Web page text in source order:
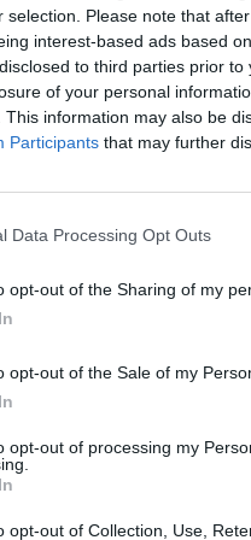
selection. Please note that
interest-based ads based
to third parties prior
of your personal
This information may also be
Participants that may further
Data Processing Opt Outs
opt-out of the Sharing of my
opt-out of the Sale of my
opt-out of processing my
opt-out of Collection, Use,
de actualidad.
Alzheimer
online de
Isabel Marín Moral 28/07/2026